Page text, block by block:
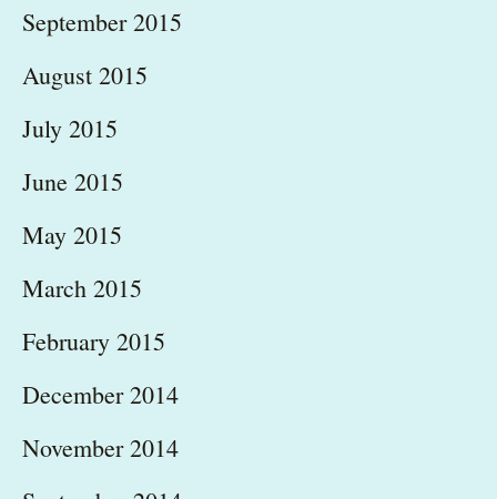
September 2015
August 2015
July 2015
June 2015
May 2015
March 2015
February 2015
December 2014
November 2014